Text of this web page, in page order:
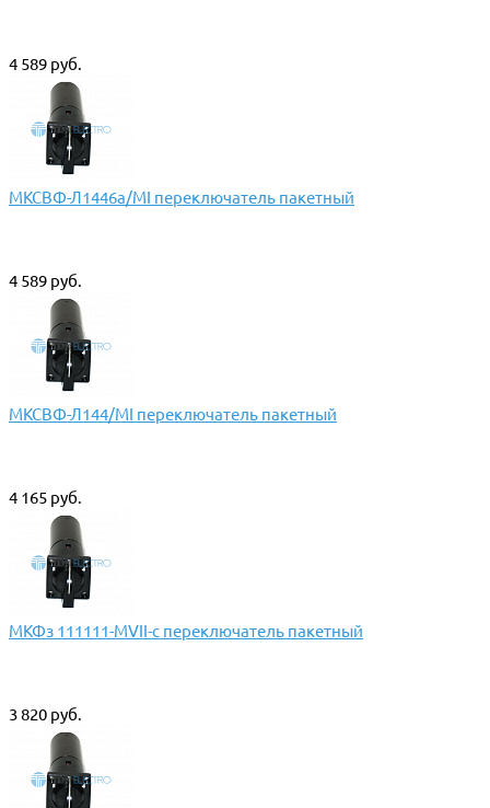
4 589 руб.
МКСВФ-Л1446а/МI переключатель пакетный
4 589 руб.
МКСВФ-Л144/МI переключатель пакетный
4 165 руб.
МКФз 111111-МVII-с переключатель пакетный
3 820 руб.